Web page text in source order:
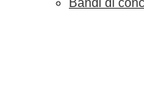
Bandi di